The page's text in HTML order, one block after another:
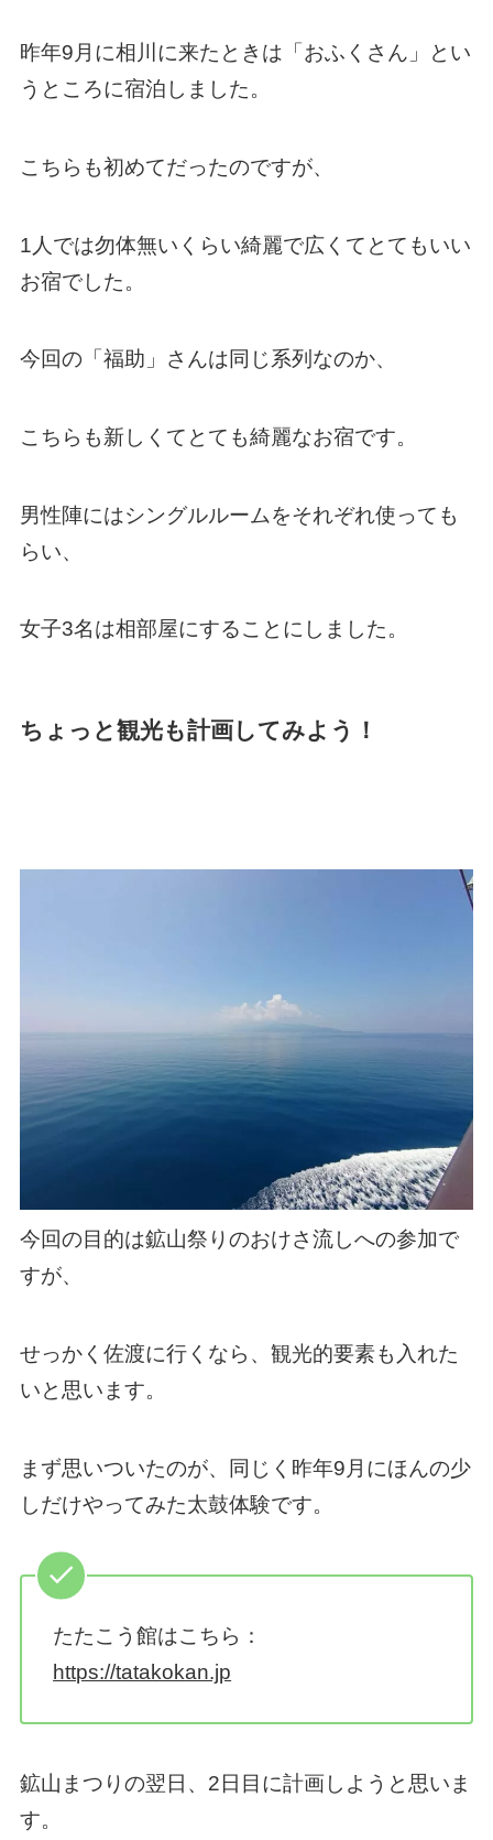
昨年9月に相川に来たときは「おふくさん」とい
うところに宿泊しました。
こちらも初めてだったのですが、
1人では勿体無いくらい綺麗で広くてとてもいい
お宿でした。
今回の「福助」さんは同じ系列なのか、
こちらも新しくてとても綺麗なお宿です。
男性陣にはシングルルームをそれぞれ使っても
らい、
女子3名は相部屋にすることにしました。
ちょっと観光も計画してみよう！
今回の目的は鉱山祭りのおけさ流しへの参加で
すが、
せっかく佐渡に行くなら、観光的要素も入れた
いと思います。
まず思いついたのが、同じく昨年9月にほんの少
しだけやってみた太鼓体験です。
たたこう館はこちら：
https://tatakokan.jp
鉱山まつりの翌日、2日目に計画しようと思いま
す。